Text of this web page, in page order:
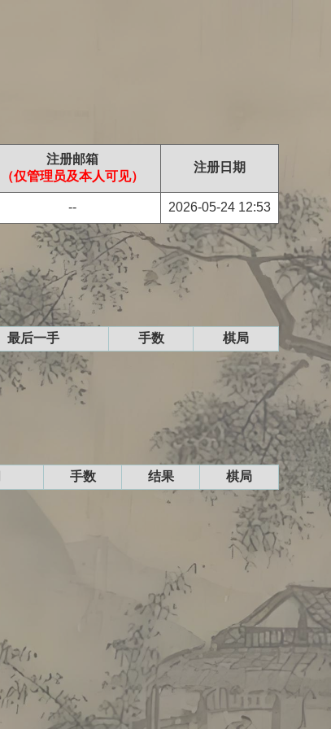
注册邮箱
（仅管理员及本人可见）
注册日期
-- 2026-05-24 12:53
最后一手 手数 棋局
手数 结果 棋局